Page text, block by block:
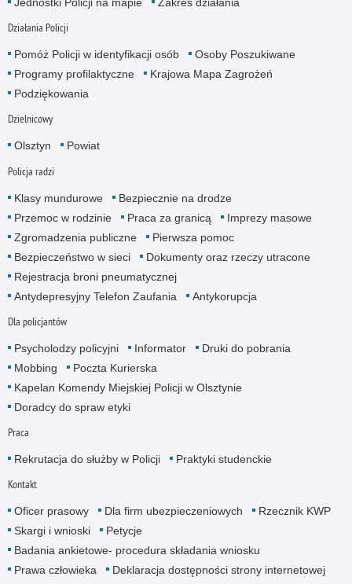
Działania Policji
Pomóż Policji w identyfikacji osób
Osoby Poszukiwane
Programy profilaktyczne
Krajowa Mapa Zagrożeń
Podziękowania
Dzielnicowy
Olsztyn Powiat
Policja radzi
Klasy mundurowe
Bezpiecznie na drodze
Przemoc w rodzinie
Praca za granicą
Imprezy masowe
Zgromadzenia publiczne
Pierwsza pomoc
Bezpieczeństwo w sieci
Dokumenty oraz rzeczy utracone
Rejestracja broni pneumatycznej
Antydepresyjny Telefon Zaufania
Antykorupcja
Dla policjantów
Psycholodzy policyjni Informator
Druki do pobrania
Mobbing
Poczta Kurierska
Kapelan Komendy Miejskiej Policji w Olsztynie
Doradcy do spraw etyki
Praca
Rekrutacja do służby w Policji Praktyki studenckie
Kontakt
Oficer prasowy Dla firm ubezpieczeniowych
Rzecznik KWP
Skargi i wnioski
Petycje
Badania ankietowe- procedura składania wniosku
Prawa człowieka
Deklaracja dostępności strony internetowej